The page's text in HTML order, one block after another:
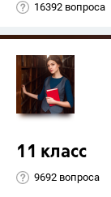
16392 вопроса
11 класс
9692 вопроса